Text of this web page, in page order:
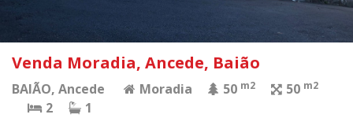
Venda Moradia, Ancede, Baião
BAIÃO, Ancede Moradia 50 m2 50 m2
2 1